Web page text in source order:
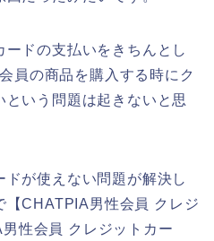
ドの支払いをきちんとし
員の商品を購入する時にク
という問題は起きないと思
が使えない問題が解決し
【CHATPIA男性会員 クレジ
性会員 クレジットカー